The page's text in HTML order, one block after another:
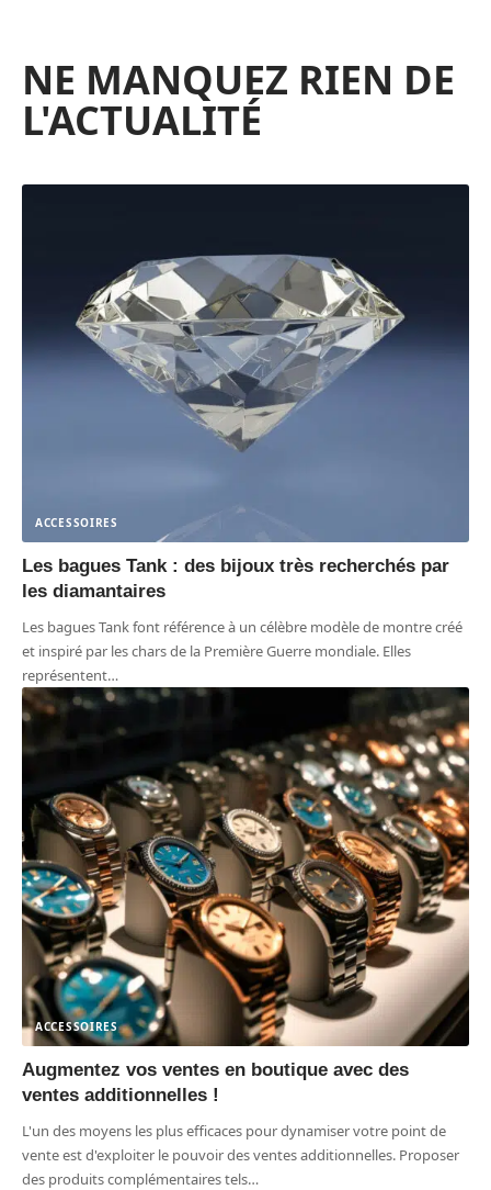
NE MANQUEZ RIEN DE
L'ACTUALITÉ
ACCESSOIRES
Les bagues Tank : des bijoux très recherchés par
les diamantaires
Les bagues Tank font référence à un célèbre modèle de montre créé
et inspiré par les chars de la Première Guerre mondiale. Elles
représentent…
ACCESSOIRES
Augmentez vos ventes en boutique avec des
ventes additionnelles !
L'un des moyens les plus efficaces pour dynamiser votre point de
vente est d'exploiter le pouvoir des ventes additionnelles. Proposer
des produits complémentaires tels…